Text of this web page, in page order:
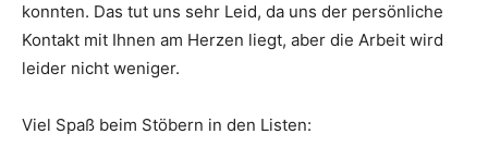
konnten. Das tut uns sehr Leid, da uns der persönliche
Kontakt mit Ihnen am Herzen liegt, aber die Arbeit wird
leider nicht weniger.
Viel Spaß beim Stöbern in den Listen: